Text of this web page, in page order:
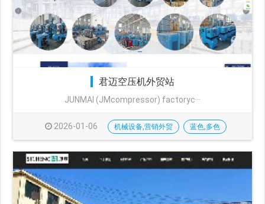
君迈空压机外贸站
JUNMAI (JMcompressor) factoryc···
2026-01-06 机械设备,营销外贸 蓝色,多色